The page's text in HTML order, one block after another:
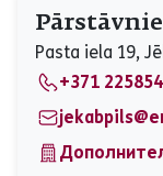
Вторник
Среда
Четверг
Пятница
Суббота
Воскресенье
Pasta iela 19,
+371